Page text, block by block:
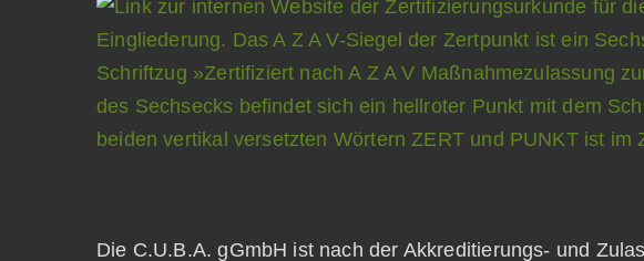
Die C.U.B.A. gGmbH ist nach der Akkreditierungs- und